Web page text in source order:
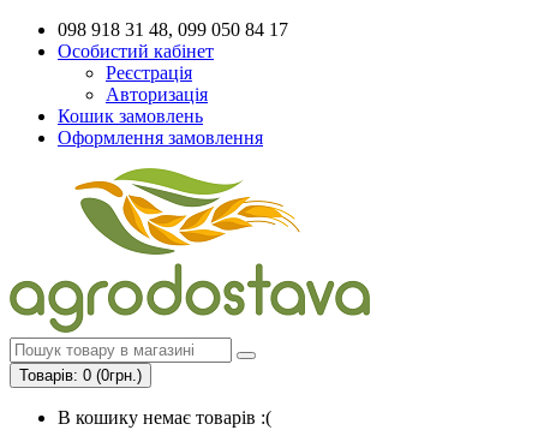
098 918 31 48, 099 050 84 17
Особистий кабінет
Реєстрація
Авторизація
Кошик замовлень
Оформлення замовлення
Товарів: 0 (0грн.)
В кошику немає товарів :(